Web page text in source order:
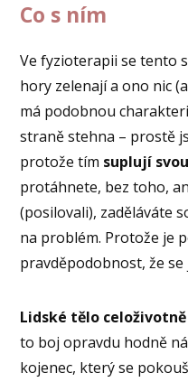
Co s ním
Ve fyzioterapii se tento
hory zelenají a ono nic
má podobnou
straně stehna – prostě
protože tím suplují
protáhnete, bez toho,
(posilovali), zaděláváte
na problém. Protože je
pravděpodobnost, že
Lidské tělo
to boj opravdu hodně
kojenec, který se